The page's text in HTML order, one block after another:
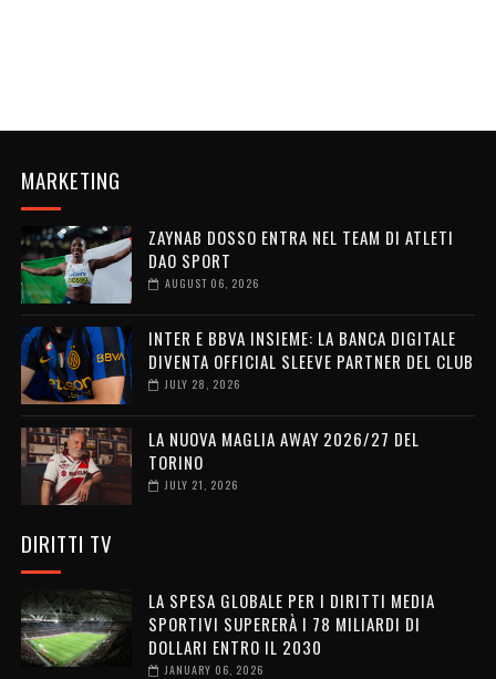
MARKETING
ZAYNAB DOSSO ENTRA NEL TEAM DI ATLETI
DAO SPORT
AUGUST 06, 2026
INTER E BBVA INSIEME: LA BANCA DIGITALE
DIVENTA OFFICIAL SLEEVE PARTNER DEL CLUB
JULY 28, 2026
LA NUOVA MAGLIA AWAY 2026/27 DEL
TORINO
JULY 21, 2026
DIRITTI TV
LA SPESA GLOBALE PER I DIRITTI MEDIA
SPORTIVI SUPERERÀ I 78 MILIARDI DI
DOLLARI ENTRO IL 2030
JANUARY 06, 2026